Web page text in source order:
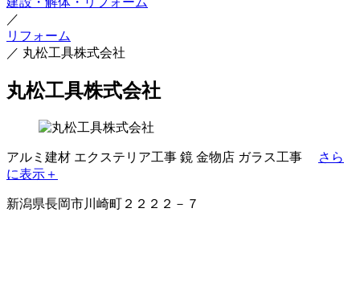
／
リフォーム
／ 丸松工具株式会社
丸松工具株式会社
アルミ建材 エクステリア工事 鏡 金物店 ガラス工事
さら
に表示＋
新潟県長岡市川崎町２２２２－７